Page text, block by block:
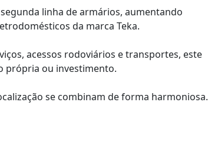
linha de armários, aumentando
da marca Teka.
acessos rodoviários e transportes, este
própria ou investimento.
se combinam de forma harmoniosa.